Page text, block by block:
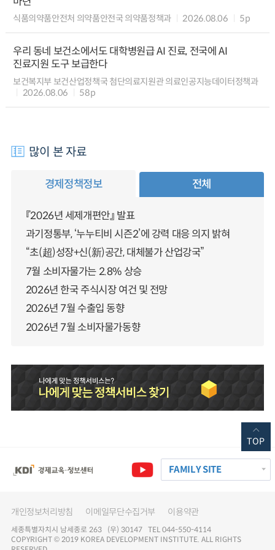
식품의약품안전처 의약품안전국 의약품정책과 2026.08.06 5p
우리 동네 보건소에서도 대학병원급 AI 진료, 전국에 AI
진료지원 도구 보급한다
보건복지부 보건산업정책국 첨단의료지원관 의료인공지능데이터정책과
2026.08.06
58p
많이 본 자료
경제정책정보 전체
『2026년 세제개편안』 발표
과기정통부, ‘누누티비 시즌2’에 강력 대응 의지 밝혀
“초(超)성장+신(新)공간, 대체불가 산업강국”
7월 소비자물가는 2.8% 상승
2026년 한국 주식시장 여건 및 전망
2026년 7월 수출입 동향
2026년 7월 소비자물가동향
FAMILY SITE
개인정보처리방침 이메일무단수집거부 이용약관
세종특별자치시 남세종로 263 (우) 30147 TEL 044-550-4114
COPYRIGHT © 2019 KOREA DEVELOPMENT INSTITUTE. ALL RIGHTS
TOP